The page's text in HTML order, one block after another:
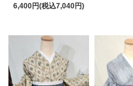
6,400円(税込7,040円)